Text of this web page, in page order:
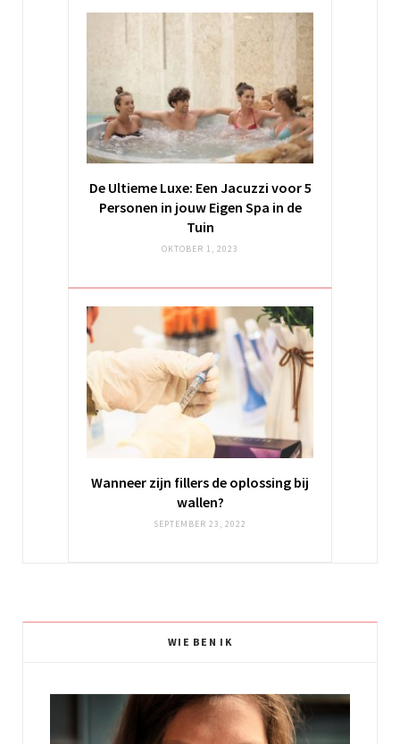
De Ultieme Luxe: Een Jacuzzi voor 5
Personen in jouw Eigen Spa in de
Tuin
OKTOBER 1, 2023
Wanneer zijn fillers de oplossing bij
wallen?
SEPTEMBER 23, 2022
WIE BEN IK